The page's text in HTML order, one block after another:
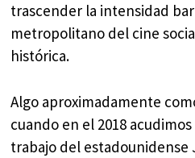
trascender la intensidad
metropolitano del cine
histórica.
Algo aproximadamente
cuando en el 2018
trabajo del estadounidense